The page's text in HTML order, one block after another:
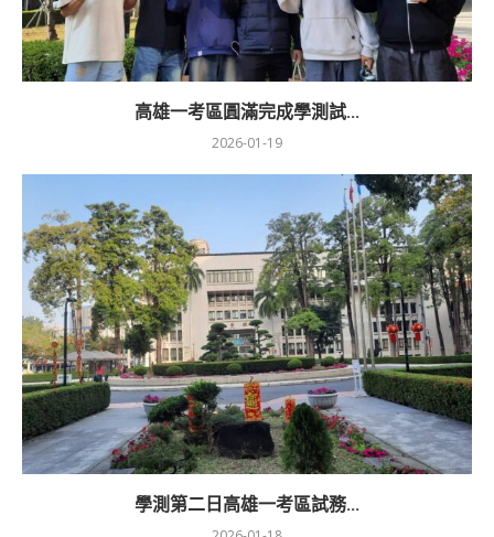
高雄一考區圓滿完成學測試...
2026-01-19
學測第二日高雄一考區試務...